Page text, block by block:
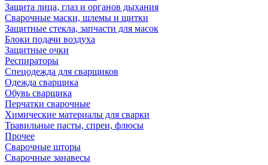
Защита лица, глаз и органов дыхания
Сварочные маски, шлемы и щитки
Защитные стекла, запчасти для масок
Блоки подачи воздуха
Защитные очки
Респираторы
Спецодежда для сварщиков
Одежда сварщика
Обувь сварщика
Перчатки сварочные
Химические материалы для сварки
Травильные пасты, спреи, флюсы
Прочее
Сварочные шторы
Сварочные занавесы